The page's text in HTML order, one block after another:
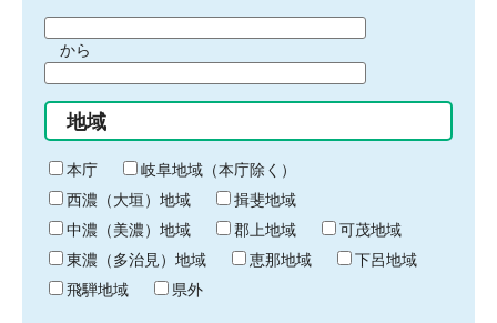
間
始
り
から
間
終
わ
り
地域
本庁
岐阜地域（本庁除く）
西濃（大垣）地域
揖斐地域
中濃（美濃）地域
郡上地域
可茂地域
東濃（多治見）地域
恵那地域
下呂地域
飛騨地域
県外